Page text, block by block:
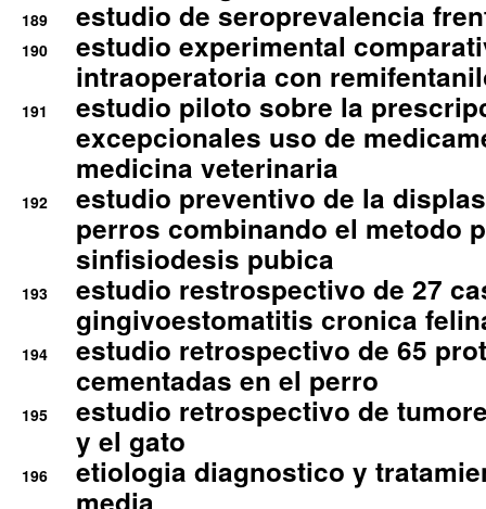
189 estudio de seroprevalencia
190
estudio experimental
intraoperatoria con
191
estudio piloto sobre la
excepcionales uso de
medicina veterinaria
192
estudio preventivo de la
perros combinando el metodo
sinfisiodesis pubica
193
estudio restrospectivo de 27
gingivoestomatitis cronica
194
estudio retrospectivo de 65
cementadas en el perro
195
estudio retrospectivo de
y el gato
196
etiologia diagnostico y